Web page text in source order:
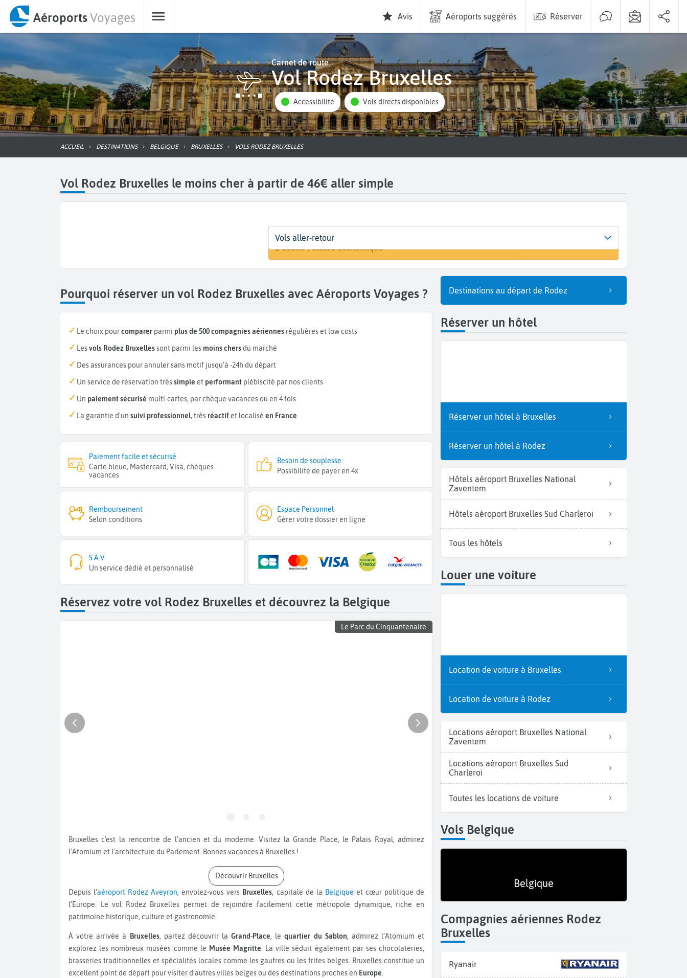
AéroportsVoyages Avis Aéroports suggérés Réserver
Carnet de route
Vol Rodez Bruxelles
Accessibilité Vols directs disponibles
ACCUEIL DESTINATIONS BELGIQUE BRUXELLES VOLS RODEZ BRUXELLES
Vol Rodez Bruxelles le moins cher à partir de 46€ aller simple
Départ
Rodez (RDZ) Bruxelles (BRU)
Dates
Dates de votre voyage
Voyageurs | Classe
1 adulte | Classe économique
Vols aller-retour
Pourquoi réserver un vol Rodez Bruxelles avec Aéroports Voyages ?
Le choix pourcomparer parmi plus de 500 compagnies aériennes régulières et low costs
Lesvols Rodez Bruxellessont parmi les moins chersdu marché
Des assurances pour annuler sans motif jusqu’à -24h du départ
Un service de réservation trèssimple et performant plébiscité par nos clients
Un paiement sécurisé multi-cartes, par chèque vacances ou en 4 fois
La garantie d'un suivi professionnel, très réactifet localisé en France
Paiement facile et sécurisé
Carte bleue, Mastercard, Visa, chèques
vacances
Besoin de souplesse
Possibilité de payer en 4x
Remboursement
Selon conditions
Espace Personnel
Gérer votre dossier en ligne
S.A.V.
Un service dédié et personnalisé
Réservez votre vol Rodez Bruxelles et découvrez la Belgique
Le Parc du Cinquantenaire
Bruxelles c'est la rencontre de l'ancien et du moderne. Visitez la Grande Place, le Palais Royal, admirez
l'Atomium et l'architecture du Parlement. Bonnes vacances à Bruxelles !
Découvrir Bruxelles
Depuis l’aéroport Rodez Aveyron, envolez-vous vers Bruxelles, capitale de la Belgique et cœur politique de
l’Europe. Le vol Rodez Bruxelles permet de rejoindre facilement cette métropole dynamique, riche en
patrimoine historique, culture et gastronomie.
À votre arrivée à Bruxelles, partez découvrir laGrand-Place, lequartier du Sablon, admirez l’Atomium et
explorez les nombreux musées comme le Musée Magritte. La ville séduit également par ses chocolateries,
brasseries traditionnelles et spécialités locales comme les gaufres ou les frites belges. Bruxelles constitue un
excellent point de départ pour visiter d’autres villes belges ou des destinations proches en Europe.
Destinations au départ de Rodez
Réserver un hôtel
Réserver un hôtel à Bruxelles
Réserver un hôtel à Rodez
Hôtels aéroport Bruxelles National
Zaventem
Hôtels aéroport Bruxelles Sud Charleroi
Tous les hôtels
Louer une voiture
Location de voiture à Bruxelles
Location de voiture à Rodez
Locations aéroport Bruxelles National
Zaventem
Locations aéroport Bruxelles Sud
Charleroi
Toutes les locations de voiture
Vols Belgique
Belgique
Compagnies aériennes Rodez
Bruxelles
Ryanair